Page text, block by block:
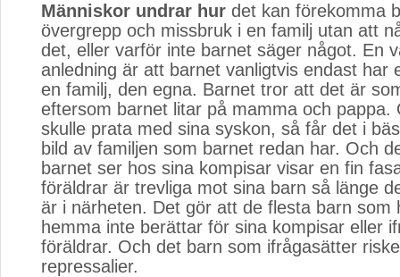
Människor undrar hur det kan förekomma
övergrepp och missbruk i en familj utan att
det, eller varför inte barnet säger något. En
anledning är att barnet vanligtvis endast har
en familj, den egna. Barnet tror att det är
eftersom barnet litar på mamma och pappa.
skulle prata med sina syskon, så får det i
bild av familjen som barnet redan har. Och
barnet ser hos sina kompisar visar en fin
föräldrar är trevliga mot sina barn så länge
är i närheten. Det gör att de flesta barn som
hemma inte berättar för sina kompisar eller
föräldrar. Och det barn som ifrågasätter
repressalier.